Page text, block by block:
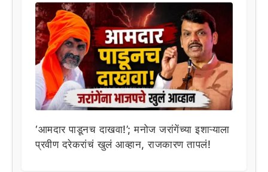
‘आमदार पाडूनच दाखवा!’; मनोज जरांगेंच्या इशाऱ्याला
प्रवीण दरेकरांचं खुलं आव्हान, राजकारण तापलं!